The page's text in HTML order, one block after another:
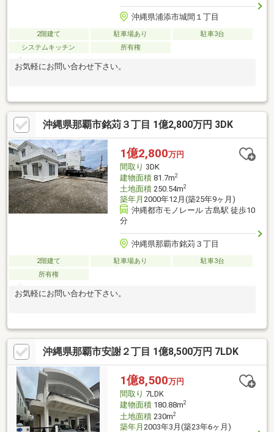
沖縄県浦添市城間１丁目
2階建て 駐車場あり
駐車3台
システムキッチン
所有権
お気軽にお問い合わせ下さい。
沖縄県那覇市銘苅３丁目 1億2,800万円 3DK
1億2,800万円
間取り 3DK
建物面積81.7m2
土地面積250.54m2
築年月 2000年12月(築25年9ヶ月)
沖縄都市モノレール 古島駅 徒歩10
分
沖縄県那覇市銘苅３丁目
2階建て 駐車場あり
駐車3台
所有権
お気軽にお問い合わせ下さい。
沖縄県那覇市安謝２丁目 1億8,500万円 7LDK
1億8,500万円
間取り 7LDK
建物面積180.88m2
土地面積230m2
築年月 2003年3月(築23年6ヶ月)